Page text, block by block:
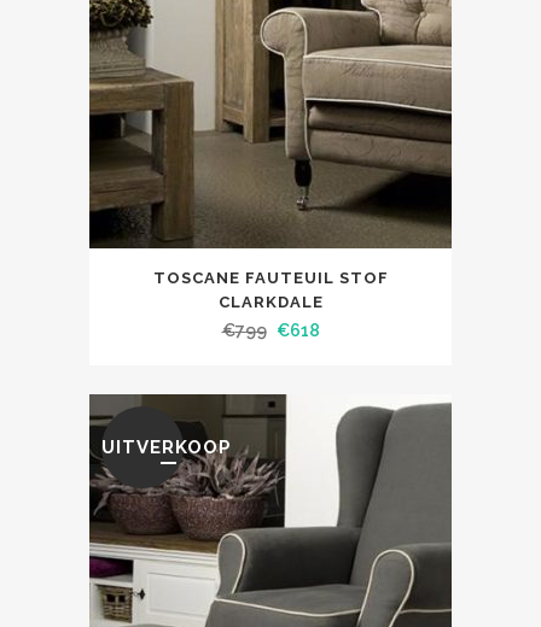
TOSCANE FAUTEUIL STOF
CLARKDALE
€799 €618
UITVERKOOP